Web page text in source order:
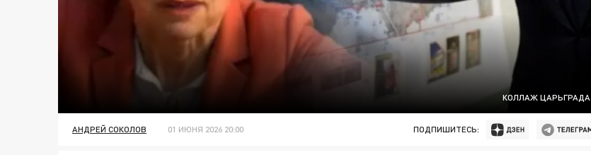
КОЛЛАЖ ЦАРЬГРАДА
АНДРЕЙ СОКОЛОВ 01 ИЮНЯ 2026 20:00 ПОДПИШИТЕСЬ: